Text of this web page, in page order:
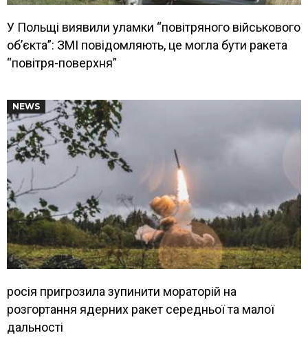
У Польщі виявили уламки “повітряного військового
об’єкта”: ЗМІ повідомляють, це могла бути ракета
“повітря-поверхня”
NEWS
росія пригрозила зупинити мораторій на
розгортання ядерних ракет середньої та малої
дальності